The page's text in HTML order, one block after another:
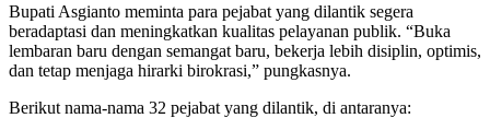
Bupati Asgianto meminta para pejabat yang dilantik segera
beradaptasi dan meningkatkan kualitas pelayanan publik. “Buka
lembaran baru dengan semangat baru, bekerja lebih disiplin, optimis,
dan tetap menjaga hirarki birokrasi,” pungkasnya.
Berikut nama-nama 32 pejabat yang dilantik, di antaranya: